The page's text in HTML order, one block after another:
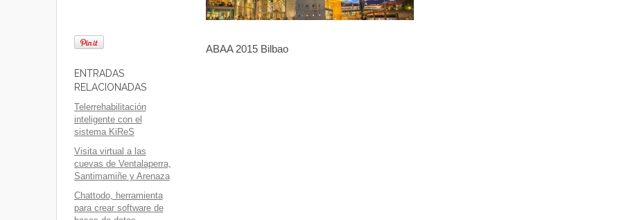
ENTRADAS
RELACIONADAS
Telerrehabilitación
inteligente con el
sistema KiReS
Visita virtual a las
cuevas de Ventalaperra,
Santimamiñe y Arenaza
Chattodo, herramienta
para crear software de
ABAA 2015 Bilbao